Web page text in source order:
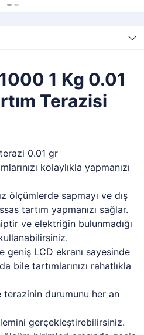
1 Kg 0.01
Terazisi
0.01 gr
kolaylıkla yapmanızı
ölçümlerde sapmayı ve dış
tartım yapmanızı sağlar.
ve elektriğin bulunmadığı
geniş LCD ekranı sayesinde
bile tartımlarınızı rahatlıkla
durumunu her an
gerçekleştirebilirsiniz.